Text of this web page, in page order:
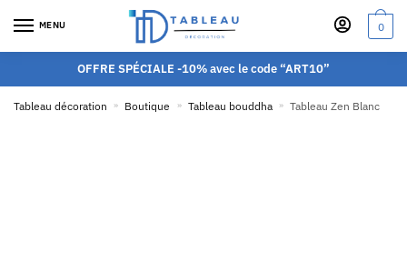
MENU 0
OFFRE SPÉCIALE -10% avec le code “ART10”
Tableau décoration » Boutique » Tableau bouddha » Tableau Zen Blanc